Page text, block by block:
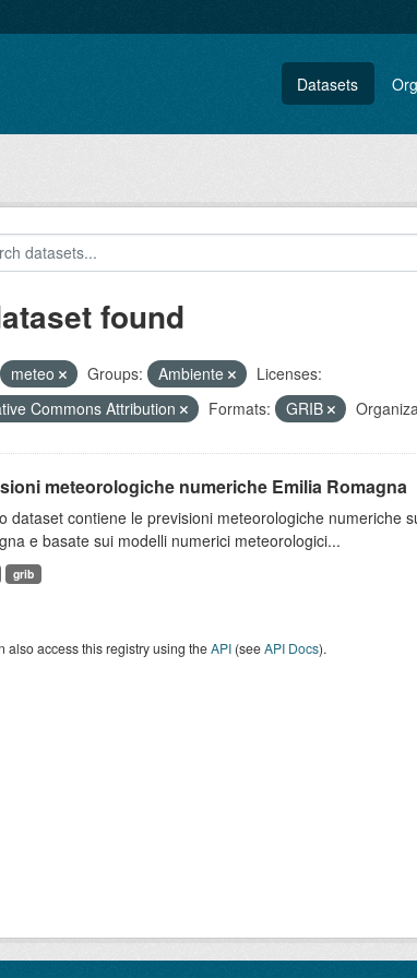
Datasets
found
meteo Groups: Ambiente
Licenses:
Commons Attribution
Formats: GRIB
meteorologiche numeriche Emilia Romagna
dataset contiene le previsioni meteorologiche numeriche
e basate sui modelli numerici meteorologici...
grib
also access this registry using theAPI(seeAPI Docs).